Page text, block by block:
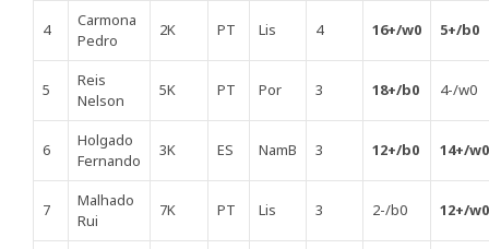
4
Carmona
Pedro
2K PT Lis 4 16+/w0 5+/b0
5
Reis
Nelson
5K PT Por 3 18+/b0 4-/w0
6
Holgado
Fernando
3K ES NamB 3 12+/b0 14+/w0
7
Malhado
Rui
7K PT Lis 3 2-/b0 12+/w0